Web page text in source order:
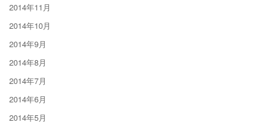
2014年11月
2014年10月
2014年9月
2014年8月
2014年7月
2014年6月
2014年5月